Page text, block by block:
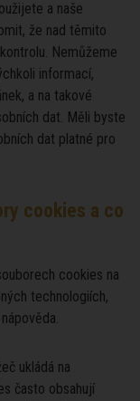
a naše
že nad těmito
Nemůžeme
informací,
a na takové
dat. Měli byste
dat platné pro
cookies a co
cookies na
technologiích,
ukládá na
často obsahují